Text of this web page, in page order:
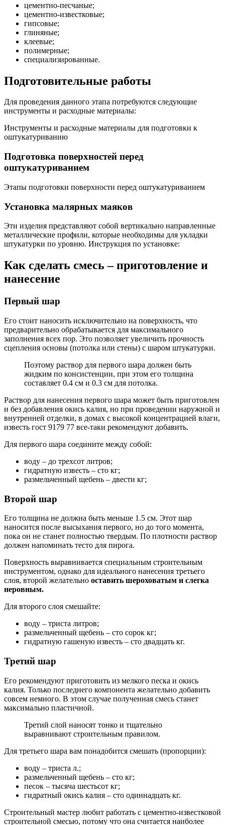
цементно-песчаные;
цементно-известковые;
гипсовые;
глиняные;
клеевые;
полимерные;
специализированные.
Подготовительные работы
Для проведения данного этапа потребуются следующие
инструменты и расходные материалы:
Инструменты и расходные материалы для подготовки к
оштукатуриванию
Подготовка поверхностей перед
оштукатуриванием
Этапы подготовки поверхности перед оштукатуриванием
Установка малярных маяков
Эти изделия представляют собой вертикально направленные
металлические профили, которые необходимы для укладки
штукатурки по уровню. Инструкция по установке:
Как сделать смесь – приготовление и
нанесение
Первый шар
Его стоит наносить исключительно на поверхность, что
предварительно обрабатывается для максимального
заполнения всех пор. Это позволяет увеличить прочность
сцепления основы (потолка или стены) с шаром штукатурки.
Поэтому раствор для первого шара должен быть
жидким по консистенции, при этом его толщина
составляет 0.4 см и 0.3 см для потолка.
Раствор для нанесения первого шара может быть приготовлен
и без добавления окись калия, но при проведении наружной и
внутренней отделки, в домах с высокой концентрацией влаги,
известь гост 9179 77 все-таки рекомендуют добавить.
Для первого шара соедините между собой:
воду – до трехсот литров;
гидратную известь – сто кг;
размельченный щебень – двести кг;
Второй шар
Его толщина не должна быть меньше 1.5 см. Этот шар
наносится после высыхания первого, но до того момента,
пока он не станет полностью твердым. По плотности раствор
должен напоминать тесто для пирога.
Поверхность выравнивается специальным строительным
инструментом, однако для идеального нанесения третьего
слоя, второй желательно оставить шероховатым и слегка
неровным.
Для второго слоя смешайте:
воду – триста литров;
размельченный щебень – сто сорок кг;
гидратную гашеную известь – сто двадцать кг.
Третий шар
Его рекомендуют приготовить из мелкого песка и окись
калия. Только последнего компонента желательно добавить
совсем немного. В этом случае полученная смесь станет
максимально пластичной.
Третий слой наносят тонко и тщательно
выравнивают строительным правилом.
Для третьего шара вам понадобится смешать (пропорции):
воду – триста л.;
размельченный щебень – сто кг;
песок – тысяча шестьсот кг;
гидратный окись калия – сто одиннадцать кг.
Строительный мастер любит работать с цементно-известковой
строительной смесью, потому что она считается наиболее